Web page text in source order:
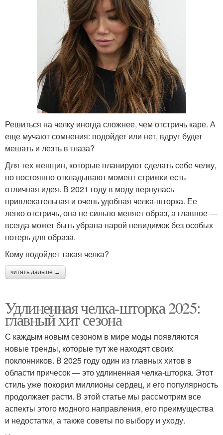
Решиться на челку иногда сложнее, чем отстричь каре. А
еще мучают сомнения: подойдет или нет, вдруг будет
мешать и лезть в глаза?
Для тех женщин, которые планируют сделать себе челку,
но постоянно откладывают момент стрижки есть
отличная идея. В 2021 году в моду вернулась
привлекательная и очень удобная челка-шторка. Ее
легко отстричь, она не сильно меняет образ, а главное —
всегда может быть убрана парой невидимок без особых
потерь для образа.
Кому подойдет такая челка?
читать дальше →
Удлиненная челка-шторка 2025:
главный хит сезона
С каждым новым сезоном в мире моды появляются
новые тренды, которые тут же находят своих
поклонников. В 2025 году один из главных хитов в
области причесок — это удлиненная челка-шторка. Этот
стиль уже покорил миллионы сердец, и его популярность
продолжает расти. В этой статье мы рассмотрим все
аспекты этого модного направления, его преимущества
и недостатки, а также советы по выбору и уходу.